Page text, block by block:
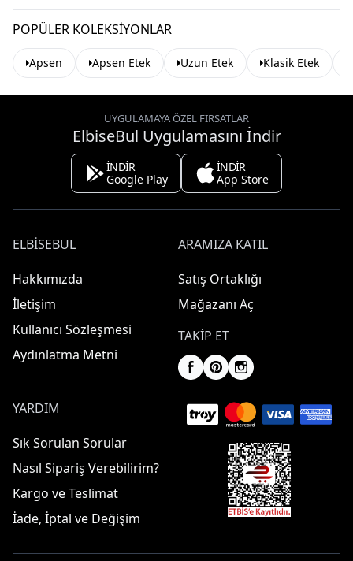
POPÜLER KOLEKSIYONLAR
Apsen Apsen Etek Uzun Etek Klasik Etek
UYGULAMAYA ÖZEL FIRSATLAR
ElbiseBul Uygulamasını İndir
İNDİR
Google Play
İNDİR
App Store
ELBISEBUL
Hakkımızda
İletişim
Kullanıcı Sözleşmesi
Aydınlatma Metni
ARAMIZA KATIL
Satış Ortaklığı
Mağazanı Aç
TAKIP ET
YARDIM
Sık Sorulan Sorular
Nasıl Sipariş Verebilirim?
Kargo ve Teslimat
İade, İptal ve Değişim